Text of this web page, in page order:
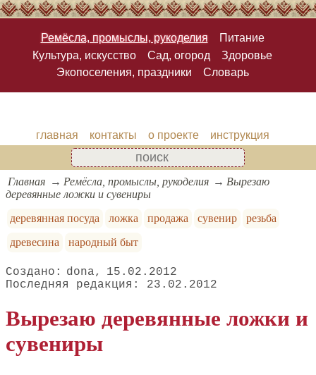
Ремёсла, промыслы, рукоделия
Питание
Культура, искусство
Сад, огород
Здоровье
Экопоселения, праздники
Словарь
главная контакты о проекте инструкция
Главная Ремёсла, промыслы, рукоделия
Вырезаю
деревянные ложки и сувениры
деревянная посуда
ложка продажа сувенир
резьба
древесина
народный быт
dona
15.02.2012
23.02.2012
Вырезаю деревянные ложки и
сувениры